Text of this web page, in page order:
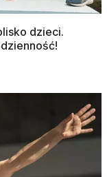
dzieci.